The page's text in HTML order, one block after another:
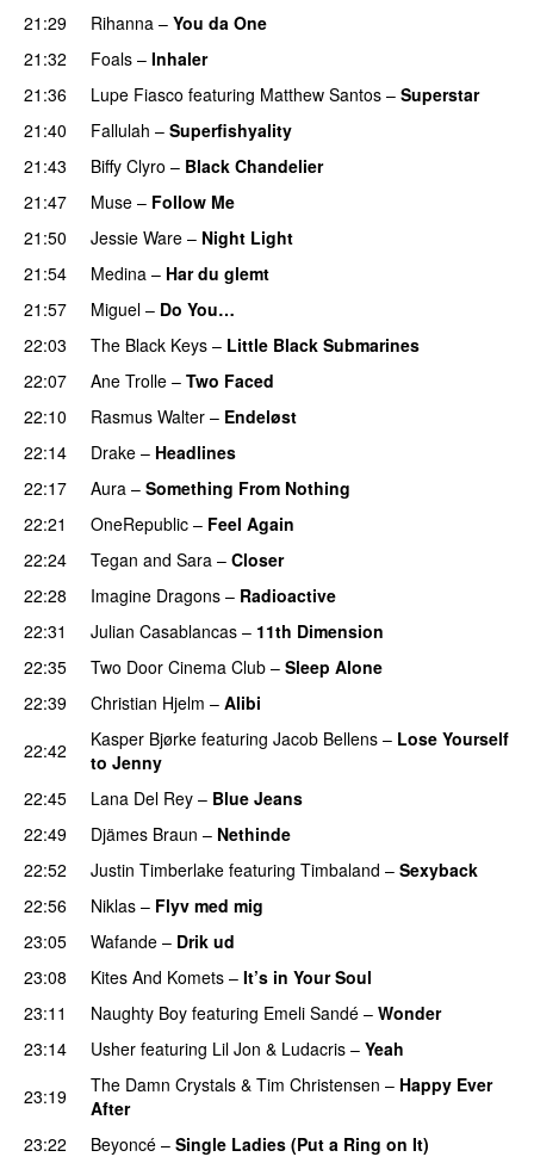
21:29 Rihanna – You da One
21:32
Foals – Inhaler
21:36
Lupe Fiasco featuring Matthew Santos – Superstar
21:40
Fallulah – Superfishyality
21:43 Biffy Clyro – Black Chandelier
21:47
Muse – Follow Me
21:50
Jessie Ware – Night Light
21:54 Medina – Har du glemt
21:57
Miguel – Do You…
22:03 The Black Keys – Little Black Submarines
22:07
Ane Trolle – Two Faced
22:10
Rasmus Walter – Endeløst
22:14 Drake – Headlines
22:17
Aura – Something From Nothing
22:21 OneRepublic – Feel Again
22:24
Tegan and Sara – Closer
22:28
Imagine Dragons – Radioactive
22:31 Julian Casablancas – 11th Dimension
22:35 Two Door Cinema Club – Sleep Alone
22:39
Christian Hjelm – Alibi
22:42
Kasper Bjørke featuring Jacob Bellens – Lose Yourself
to Jenny
22:45 Lana Del Rey – Blue Jeans
22:49
Djämes Braun – Nethinde
22:52 Justin Timberlake featuring Timbaland – Sexyback
22:56
Niklas – Flyv med mig
23:05
Wafande – Drik ud
23:08
Kites And Komets – It’s in Your Soul
23:11
Naughty Boy featuring Emeli Sandé – Wonder
23:14
Usher featuring Lil Jon & Ludacris – Yeah
23:19
The Damn Crystals & Tim Christensen – Happy Ever
After
23:22
Beyoncé – Single Ladies (Put a Ring on It)